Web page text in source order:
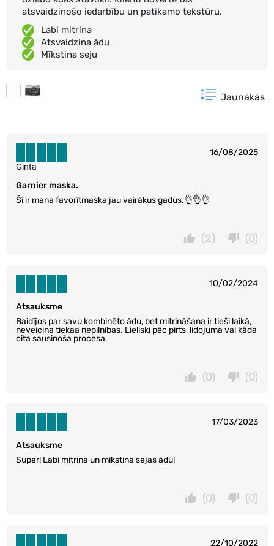
atsvaidzinošo iedarbību un patīkamo tekstūru.
Labi mitrina
Atsvaidzina ādu
Mīkstina seju
Jaunākās
16/08/2025
Garnier maska.
Šī ir mana favorītmaska jau vairākus gadus.👌👌👌
Ginta
(0)
(2)
10/02/2024
Atsauksme
Baidījos par savu kombinēto ādu, bet mitrināšana ir tieši laikā,
neveicina tiekaa nepilnības. Lieliski pēc pirts, lidojuma vai kāda
cita sausinoša procesa
(0)
(0)
17/03/2023
Atsauksme
Super! Labi mitrina un mīkstina sejas ādu!
(0)
(0)
22/10/2022